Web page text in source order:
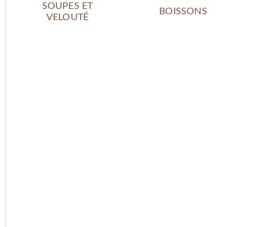
SOUPES ET
VELOUTÉ
BOISSONS